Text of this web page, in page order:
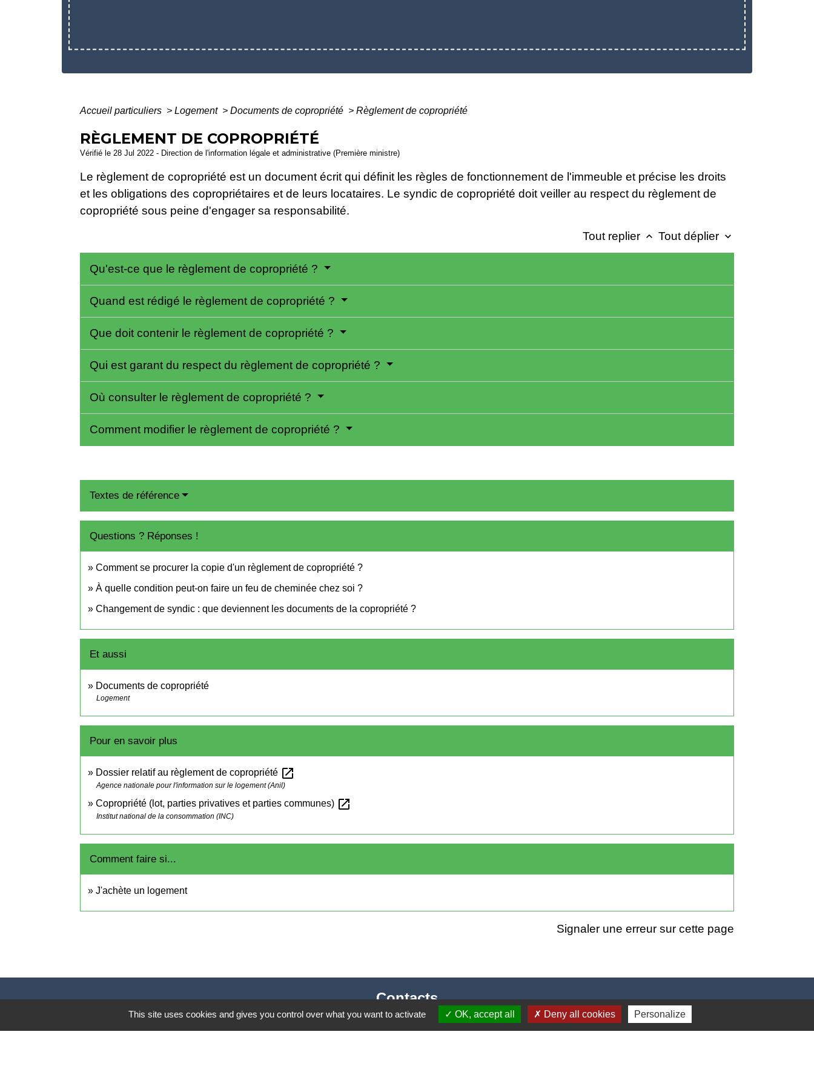
Accueil particuliers > Logement > Documents de copropriété > Règlement de copropriété
RÈGLEMENT DE COPROPRIÉTÉ
Vérifié le 28 Jul 2022 - Direction de l'information légale et administrative (Première ministre)
Le règlement de copropriété est un document écrit qui définit les règles de fonctionnement de l'immeuble et précise les droits
et les obligations des copropriétaires et de leurs locataires. Le syndic de copropriété doit veiller au respect du règlement de
copropriété sous peine d'engager sa responsabilité.
Tout replier keyboard_arrow_up Tout déplier keyboard_arrow_down
Qu'est-ce que le règlement de copropriété ?
Quand est rédigé le règlement de copropriété ?
Que doit contenir le règlement de copropriété ?
Qui est garant du respect du règlement de copropriété ?
Où consulter le règlement de copropriété ?
Comment modifier le règlement de copropriété ?
Textes de référence
Questions ? Réponses !
Comment se procurer la copie d'un règlement de copropriété ?
À quelle condition peut-on faire un feu de cheminée chez soi ?
Changement de syndic : que deviennent les documents de la copropriété ?
Et aussi
Documents de copropriété
Logement
Pour en savoir plus
Dossier relatif au règlement de copropriété open_in_new
Agence nationale pour l'information sur le logement (Anil)
Copropriété (lot, parties privatives et parties communes) open_in_new
Institut national de la consommation (INC)
Comment faire si...
J'achète un logement
Signaler une erreur sur cette page
Contacts
Mairie de Cormeray
This site uses cookies and gives you control over what you want to activate OK, accept all Deny all cookies Personalize